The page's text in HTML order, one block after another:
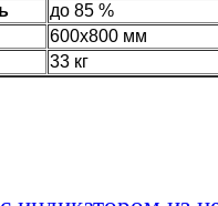
до 85 %
600х800 мм
33 кг